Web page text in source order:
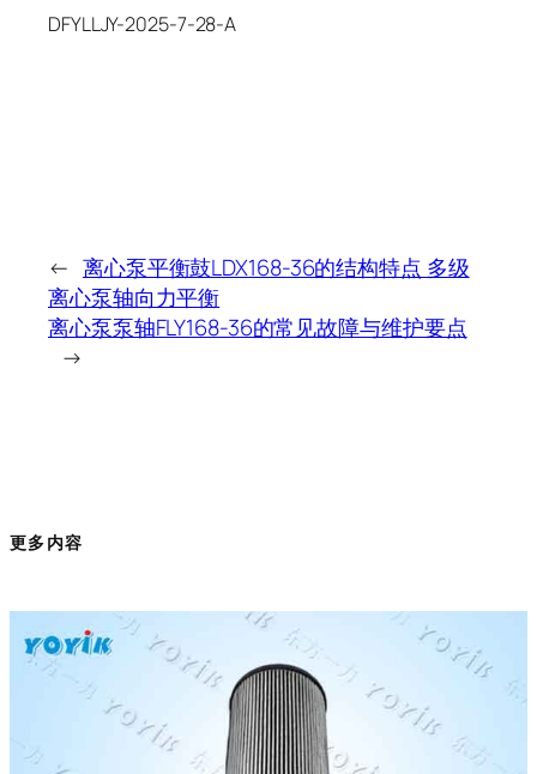
DFYLLJY-2025-7-28-A
← 离心泵平衡鼓LDX168-36的结构特点 多级
离心泵轴向力平衡
离心泵泵轴FLY168-36的常见故障与维护要点
→
更多内容